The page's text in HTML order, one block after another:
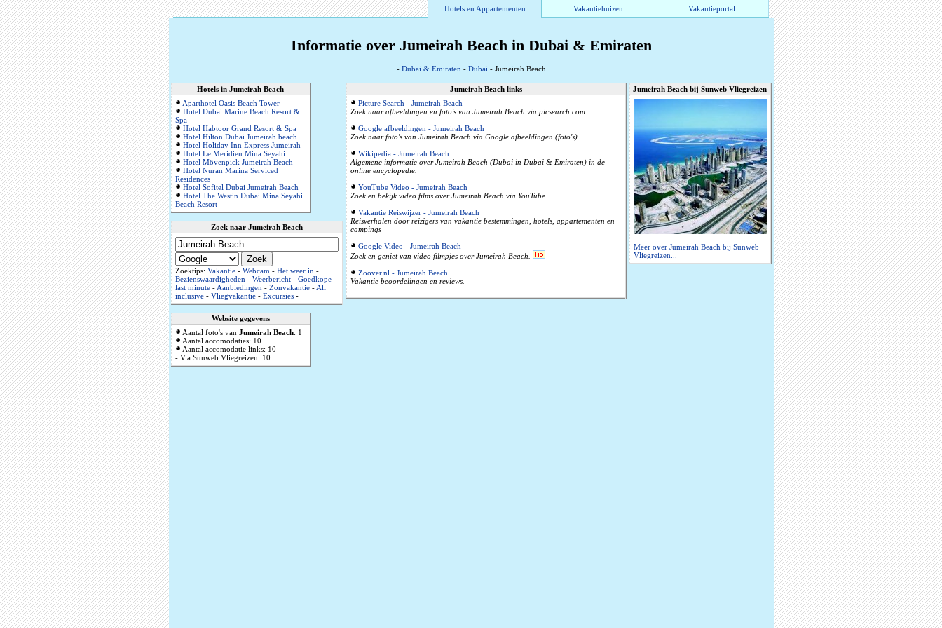
Hotels en Appartementen Vakantiehuizen Vakantieportal
Informatie over Jumeirah Beach in Dubai & Emiraten
- Dubai & Emiraten- Dubai- Jumeirah Beach
Hotels in Jumeirah Beach
Aparthotel Oasis Beach Tower
Hotel Dubai Marine Beach Resort &
Spa
Hotel Habtoor Grand Resort & Spa
Hotel Hilton Dubai Jumeirah beach
Hotel Holiday Inn Express Jumeirah
Hotel Le Meridien Mina Seyahi
Hotel Mövenpick Jumeirah Beach
Hotel Nuran Marina Serviced
Residences
Hotel Sofitel Dubai Jumeirah Beach
Hotel The Westin Dubai Mina Seyahi
Beach Resort
Zoek naar Jumeirah Beach
Zoektips: Vakantie- Webcam- Het weer in-
Bezienswaardigheden- Weerbericht- Goedkope
last minute-Aanbiedingen- Zonvakantie-All
inclusive- Vliegvakantie- Excursies-
Website gegevens
Aantal foto's van Jumeirah Beach: 1
Aantal accomodaties: 10
Aantal accomodatie links: 10
- Via Sunweb Vliegreizen: 10
Jumeirah Beach links
Picture Search - Jumeirah Beach
Zoek naar afbeeldingen en foto's van Jumeirah Beach via picsearch.com
Google afbeeldingen - Jumeirah Beach
Zoek naar foto's van Jumeirah Beach via Google afbeeldingen (foto's).
Wikipedia - Jumeirah Beach
Algemene informatie over Jumeirah Beach (Dubai in Dubai & Emiraten) in de
online encyclopedie.
YouTube Video - Jumeirah Beach
Zoek en bekijk video films over Jumeirah Beach via YouTube.
Vakantie Reiswijzer - Jumeirah Beach
Reisverhalen door reizigers van vakantie bestemmingen, hotels, appartementen en
campings
Google Video - Jumeirah Beach
Zoek en geniet van video filmpjes over Jumeirah Beach.
Zoover.nl - Jumeirah Beach
Vakantie beoordelingen en reviews.
Jumeirah Beach bij Sunweb Vliegreizen
Meer over Jumeirah Beach bij Sunweb
Vliegreizen...